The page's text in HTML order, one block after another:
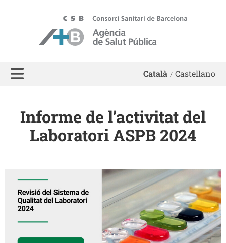
ASPB - Agència de Salut Pública de Barcelona
Català Castellano
Informe de l’activitat del
Laboratori ASPB 2024